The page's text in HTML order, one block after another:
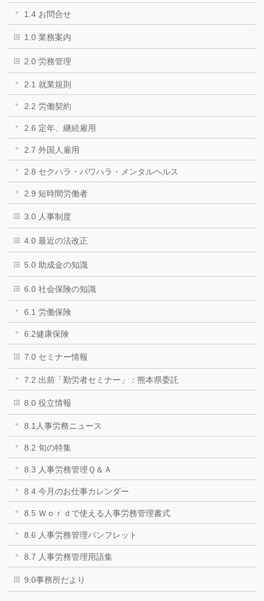
1.4 お問合せ
1.0 業務案内
2.0 労務管理
2.1 就業規則
2.2 労働契約
2.6 定年、継続雇用
2.7 外国人雇用
2.8 セクハラ・パワハラ・メンタルヘルス
2.9 短時間労働者
3.0 人事制度
4.0 最近の法改正
5.0 助成金の知識
6.0 社会保険の知識
6.1 労働保険
6.2健康保険
7.0 セミナー情報
7.2 出前「勤労者セミナー」：熊本県委託
8.0 役立情報
8.1人事労務ニュース
8.2 旬の特集
8.3 人事労務管理Ｑ＆Ａ
8.4 今月のお仕事カレンダー
8.5 Ｗｏｒｄで使える人事労務管理書式
8.6 人事労務管理パンフレット
8.7 人事労務管理用語集
9.0事務所だより